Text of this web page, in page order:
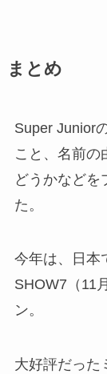
まとめ
Super Junior
こと、名前の
どうかなどを
た。
今年は、日本
SHOW7（11
ン。
大好評だった